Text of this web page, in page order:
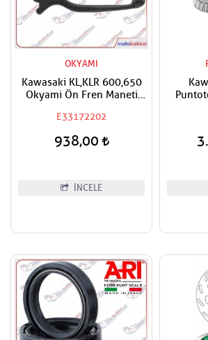
OKYAMI
Kawasaki KL,KLR 600,650
Okyami Ön Fren Maneti
E33172202
938,00
İNCELE